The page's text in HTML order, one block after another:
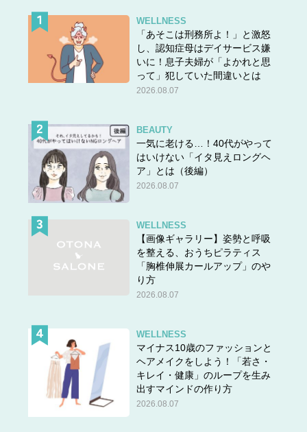
WELLNESS
「あそこは刑務所よ！」と激怒
し、認知症母はデイサービス嫌
いに！息子夫婦が「よかれと思
って」犯していた間違いとは
2026.08.07
BEAUTY
一気に老ける…！40代がやって
はいけない「イタ見えロングヘ
ア」とは（後編）
2026.08.07
WELLNESS
【画像ギャラリー】姿勢と呼吸
を整える、おうちピラティス
「胸椎伸展カールアップ」のや
り方
2026.08.07
WELLNESS
マイナス10歳のファッションと
ヘアメイクをしよう！「若さ・
キレイ・健康」のループを生み
出すマインドの作り方
2026.08.07